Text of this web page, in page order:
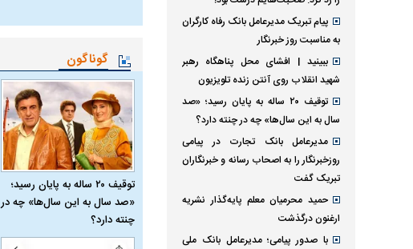
گوناگون
توقیف ۲۰ ساله به پایان رسید؛
«صد سال به این سال‌ها» چه در
چنته دارد؟
پیام تبریک مدیرعامل بانک رفاه کارگران
به مناسبت روز خبرنگار
ببینید | افشای محل پناهگاه رهبر
شهید انقلاب روی آنتن زنده تلویزیون
توقیف ۲۰ ساله به پایان رسید؛ «صد
سال به این سال‌ها» چه در چنته دارد؟
مدیرعامل بانک تجارت در پیامی
روزخبرنگار را به اصحاب رسانه و خبرنگاران
تبریک گفت
حمید محرمیان معلم پایه‌گذار نشریه
ارغنون درگذشت
با صدور پیامی؛ مدیرعامل بانک ملی